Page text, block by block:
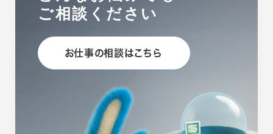
ご相談ください
お仕事の相談はこちら